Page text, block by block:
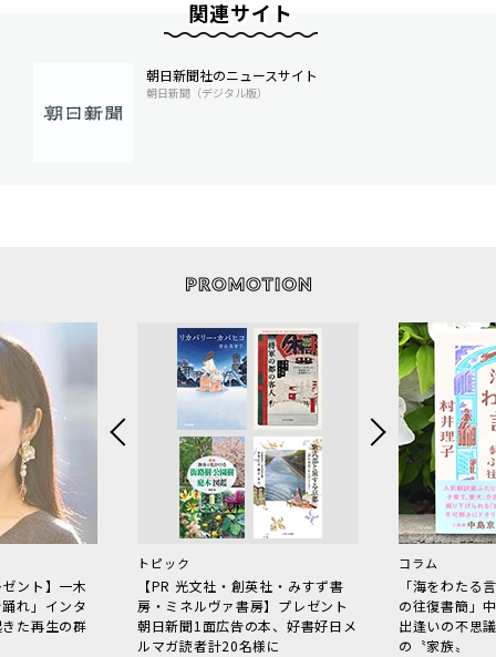
関連サイト
朝日新聞社のニュースサイト
朝日新聞（デジタル版）
ント】一木
れ」インタ
た再生の群
トピック
【PR 光文社・創英社・みすず書
房・ミネルヴァ書房】プレゼント
朝日新聞1面広告の本、好書好日メ
ルマガ読者計20名様に
コラム
「海をわた
の往復書簡」
出逢いの不思
の〝家族〟